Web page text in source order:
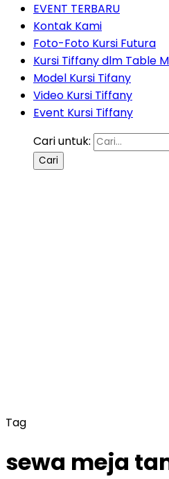
EVENT TERBARU
Kontak Kami
Foto-Foto Kursi Futura
Kursi Tiffany dlm Table
Model Kursi Tifany
Video Kursi Tiffany
Event Kursi Tiffany
Cari untuk:
Tag
sewa meja